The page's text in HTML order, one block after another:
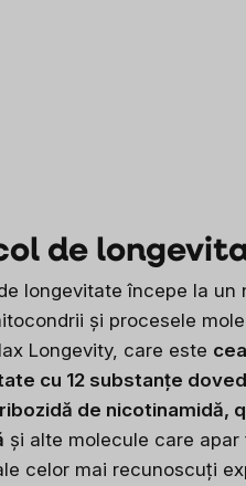
de
longevitate începe la un
și procesele
Longevity, care este
cu 12 substanțe
de nicotinamidă,
și alte molecule care
celor mai recunoscuți